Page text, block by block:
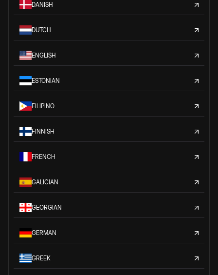
DANISH
DUTCH
ENGLISH
ESTONIAN
FILIPINO
FINNISH
FRENCH
GALICIAN
GEORGIAN
GERMAN
GREEK